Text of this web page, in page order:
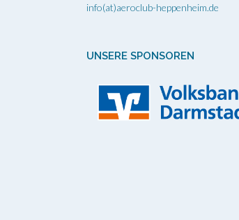
info(at)aeroclub-heppenheim.de
UNSERE SPONSOREN